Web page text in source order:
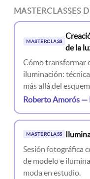
MASTERCLASSES
MASTERCLASS
de la
Cómo transformar
iluminación:
más allá del
Roberto Amorós —
MASTERCLASS
Sesión fotográfica
de modelo e
moda en estudio.